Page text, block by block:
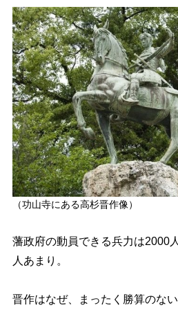
（功山寺にある高杉晋作像）
藩政府の動員できる兵力は2000
人あまり。
晋作はなぜ、まったく勝算のな